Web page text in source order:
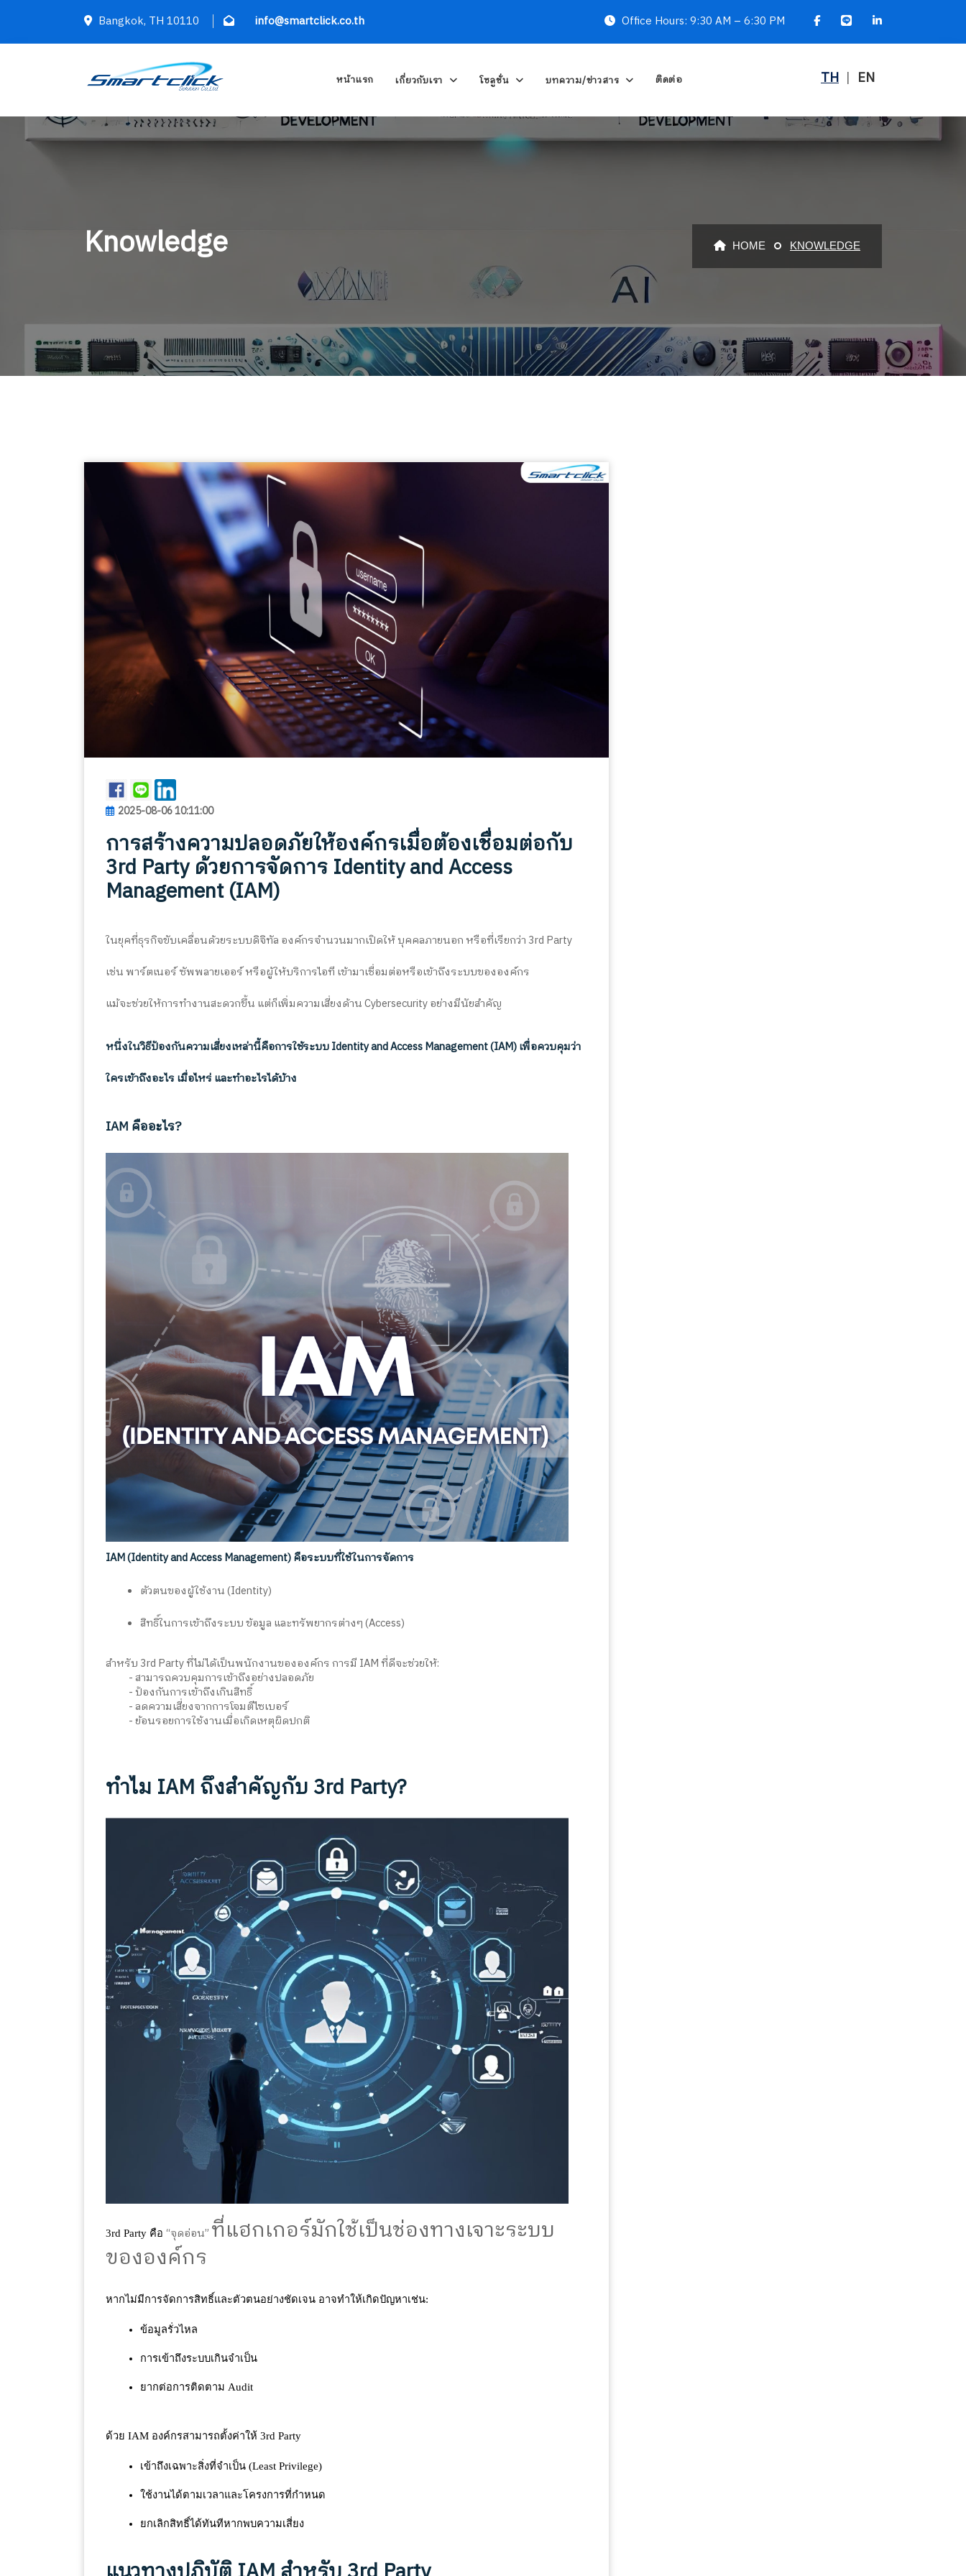
Bangkok, TH 10110 info@smartclick.co.th Office Hours: 9:30 AM – 6:30 PM
TH | EN
หน้าแรก เกี่ยวกับเรา โซลูชั่น บทความ/ข่าวสาร ติดต่อ
Knowledge HOME KNOWLEDGE
2025-08-06 10:11:00
การสร้างความปลอดภัยให้องค์กรเมื่อต้องเชื่อมต่อกับ
3rd Party ด้วยการจัดการ Identity and Access
Management (IAM)
ในยุคที่ธุรกิจขับเคลื่อนด้วยระบบดิจิทัล องค์กรจำนวนมากเปิดให้บุคคลภายนอก หรือที่เรียกว่า 3rd Party
เช่น พาร์ตเนอร์ ซัพพลายเออร์ หรือผู้ให้บริการไอที เข้ามาเชื่อมต่อหรือเข้าถึงระบบขององค์กร
แม้จะช่วยให้การทำงานสะดวกขึ้น แต่ก็เพิ่มความเสี่ยงด้านCybersecurityอย่างมีนัยสำคัญ
หนึ่งในวิธีป้องกันความเสี่ยงเหล่านี้คือการใช้ระบบIdentity and Access Management (IAM)เพื่อควบคุมว่า
ใครเข้าถึงอะไร เมื่อไหร่ และทำอะไรได้บ้าง
IAM คืออะไร?
IAM (Identity and Access Management)คือระบบที่ใช้ในการจัดการ
ตัวตนของผู้ใช้งาน (Identity)
สิทธิ์ในการเข้าถึงระบบ ข้อมูล และทรัพยากรต่างๆ (Access)
สำหรับ 3rd Party ที่ไม่ได้เป็นพนักงานขององค์กร การมี IAM ที่ดีจะช่วยให้:
-สามารถควบคุมการเข้าถึงอย่างปลอดภัย
- ป้องกันการเข้าถึงเกินสิทธิ์
- ลดความเสี่ยงจากการโจมตีไซเบอร์
- ย้อนรอยการใช้งานเมื่อเกิดเหตุผิดปกติ
ทำไม IAM ถึงสำคัญกับ 3rd Party?
3rd Party คือ “จุดอ่อน” ที่แฮกเกอร์มักใช้เป็นช่องทางเจาะระบบ
ขององค์กร
หากไม่มีการจัดการสิทธิ์และตัวตนอย่างชัดเจน อาจทำให้เกิดปัญหาเช่น:
ข้อมูลรั่วไหล
การเข้าถึงระบบเกินจำเป็น
ยากต่อการติดตาม Audit
ด้วย IAM องค์กรสามารถตั้งค่าให้ 3rd Party
เข้าถึงเฉพาะสิ่งที่จำเป็น (Least Privilege)
ใช้งานได้ตามเวลาและโครงการที่กำหนด
ยกเลิกสิทธิ์ได้ทันทีหากพบความเสี่ยง